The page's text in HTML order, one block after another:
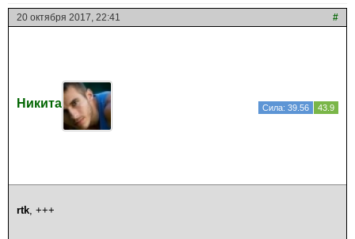
20 октября 2017, 22:41 #
Никита Сила: 39.56 43.9
rtk, +++